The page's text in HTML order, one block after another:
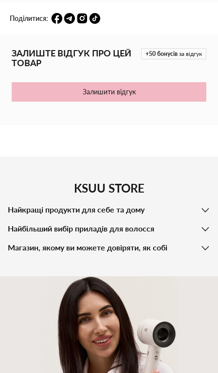
Вона оснащена іграшковим феном і гребінцем, аксесуарами
для волосся, такими як буси, браслети та кільця, а також
та робить гру ще захопливішою.
вдягати себе у різні образи. Замовте "Fashion Girl" валізку
прямо зараз і подаруйте вашій доньці незабутню пригоду у
світі моди та краси!
Поділитися:
+50 бонусів за відгук
ЗАЛИШТЕ ВІДГУК ПРО ЦЕЙ
ТОВАР
Залишити відгук
KSUU STORE
Найкращі продукти для себе та дому
Найбільший вибір приладів для волосся
Магазин, якому ви можете довіряти, як собі